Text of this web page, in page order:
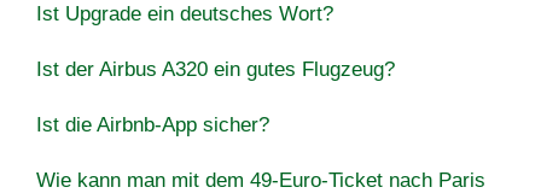
Ist Upgrade ein deutsches Wort?
Ist der Airbus A320 ein gutes Flugzeug?
Ist die Airbnb-App sicher?
Wie kann man mit dem 49-Euro-Ticket nach Paris